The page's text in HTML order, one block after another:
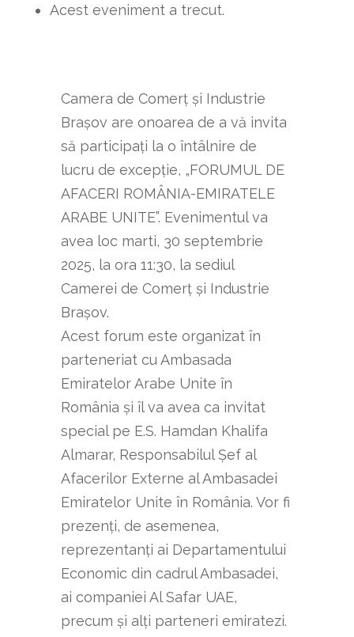
Acest eveniment a trecut.
Camera de Comerț și Industrie
Brașov are onoarea de a vă invita
să participați la o întâlnire de
lucru de excepție, „FORUMUL DE
AFACERI ROMÂNIA-EMIRATELE
ARABE UNITE”. Evenimentul va
avea loc marti, 30 septembrie
2025, la ora 11:30, la sediul
Camerei de Comerț și Industrie
Brașov.
Acest forum este organizat în
parteneriat cu Ambasada
Emiratelor Arabe Unite în
România și îl va avea ca invitat
special pe E.S. Hamdan Khalifa
Almarar, Responsabilul Șef al
Afacerilor Externe al Ambasadei
Emiratelor Unite în România. Vor fi
prezenți, de asemenea,
reprezentanți ai Departamentului
Economic din cadrul Ambasadei,
ai companiei Al Safar UAE,
precum și alți parteneri emiratezi.